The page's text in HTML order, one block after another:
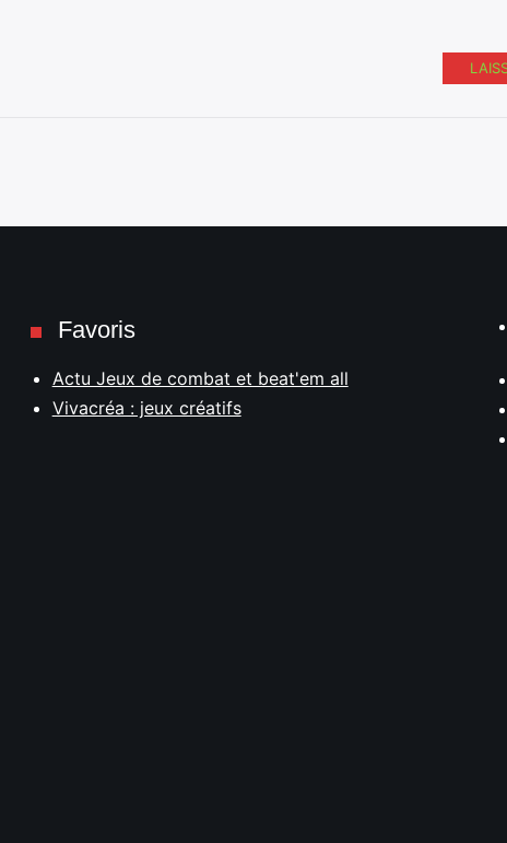
Favoris
Actu Jeux de combat et beat'em all
Vivacréa : jeux créatifs